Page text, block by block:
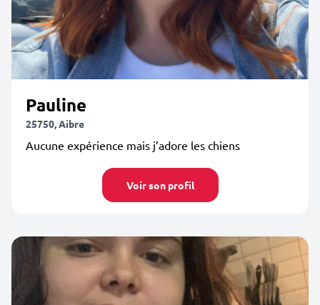
Pauline
25750, Aibre
Aucune expérience mais j’adore les chiens
Voir son profil